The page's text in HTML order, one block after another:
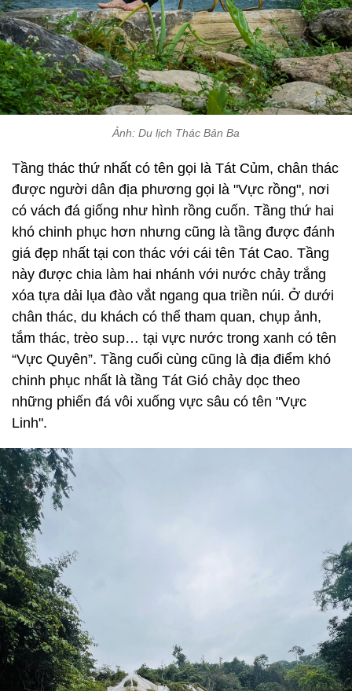
Ảnh: Du lịch Thác Bản Ba
Tầng thác thứ nhất có tên gọi là Tát Củm, chân thác
được người dân địa phương gọi là "Vực rồng", nơi
có vách đá giống như hình rồng cuốn. Tầng thứ hai
khó chinh phục hơn nhưng cũng là tầng được đánh
giá đẹp nhất tại con thác với cái tên Tát Cao. Tầng
này được chia làm hai nhánh với nước chảy trắng
xóa tựa dải lụa đào vắt ngang qua triền núi. Ở dưới
chân thác, du khách có thể tham quan, chụp ảnh,
tắm thác, trèo sup… tại vực nước trong xanh có tên
“Vực Quyên”. Tầng cuối cùng cũng là địa điểm khó
chinh phục nhất là tầng Tát Gió chảy dọc theo
những phiến đá vôi xuống vực sâu có tên "Vực
Linh".